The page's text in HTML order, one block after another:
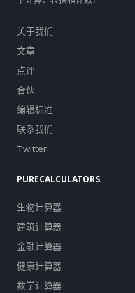
关于我们
文章
点评
合伙
编辑标准
联系我们
Twitter
PURECALCULATORS
生物计算器
建筑计算器
金融计算器
健康计算器
数学计算器